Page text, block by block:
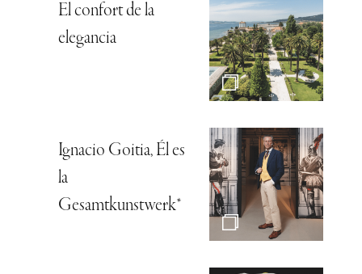
El confort de la
elegancia
Ignacio Goitia, Él es
la
Gesamtkunstwerk*